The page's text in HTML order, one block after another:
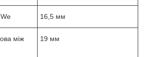
16,5 мм
між
19 мм